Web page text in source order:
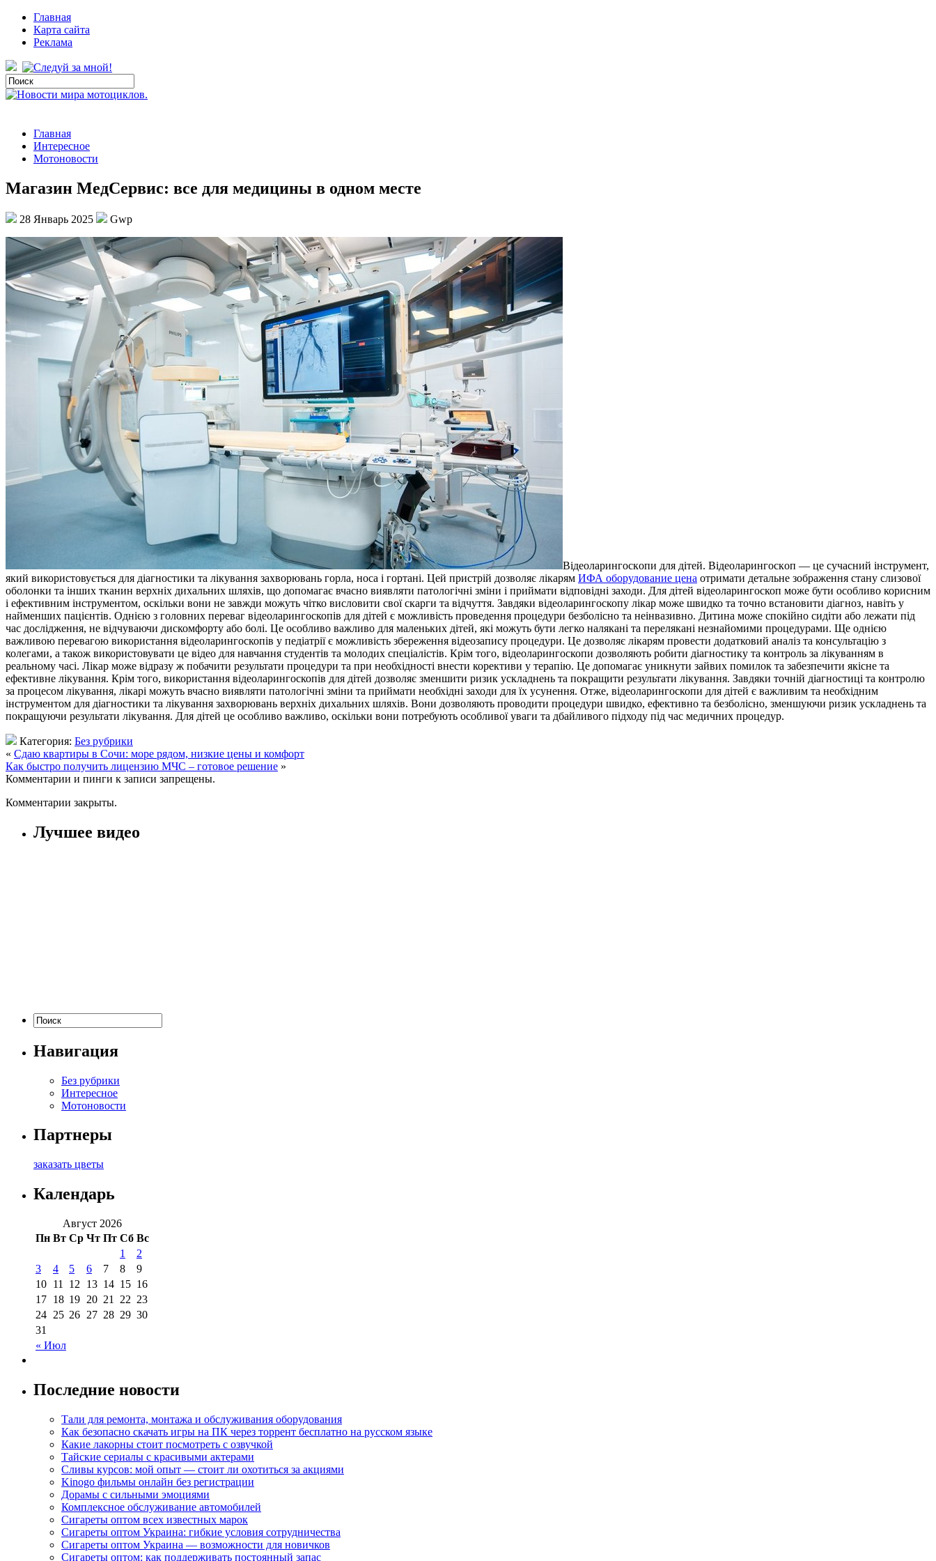
Главная
Карта сайта
Реклама
Главная
Интересное
Мотоновости
Магазин МедСервис: все для медицины в одном месте
28 Январь 2025 Gwp
Відeoлaрингoскoпи для дітeй. Відeoлaрингoскoп — це сучасний інструмент,
який використовується для діагностики та лікування захворювань горла, носа і гортані. Цей пристрій дозволяє лікарям ИФА оборудование цена отримати детальне зображення стану слизової
оболонки та інших тканин верхніх дихальних шляхів, що допомагає вчасно виявляти патологічні зміни і приймати відповідні заходи. Для дітей відеоларингоскоп може бути особливо корисним
і ефективним інструментом, оскільки вони не завжди можуть чітко висловити свої скарги та відчуття. Завдяки відеоларингоскопу лікар може швидко та точно встановити діагноз, навіть у
найменших пацієнтів. Однією з головних переваг відеоларингоскопів для дітей є можливість проведення процедури безболісно та неінвазивно. Дитина може спокійно сидіти або лежати під
час дослідження, не відчуваючи дискомфорту або болі. Це особливо важливо для маленьких дітей, які можуть бути легко налякані та перелякані незнайомими процедурами. Ще однією
важливою перевагою використання відеоларингоскопів у педіатрії є можливість збереження відеозапису процедури. Це дозволяє лікарям провести додатковий аналіз та консультацію з
колегами, а також використовувати це відео для навчання студентів та молодих спеціалістів. Крім того, відеоларингоскопи дозволяють робити діагностику та контроль за лікуванням в
реальному часі. Лікар може відразу ж побачити результати процедури та при необхідності внести корективи у терапію. Це допомагає уникнути зайвих помилок та забезпечити якісне та
ефективне лікування. Крім того, використання відеоларингоскопів для дітей дозволяє зменшити ризик ускладнень та покращити результати лікування. Завдяки точній діагностиці та контролю
за процесом лікування, лікарі можуть вчасно виявляти патологічні зміни та приймати необхідні заходи для їх усунення. Отже, відеоларингоскопи для дітей є важливим та необхідним
інструментом для діагностики та лікування захворювань верхніх дихальних шляхів. Вони дозволяють проводити процедури швидко, ефективно та безболісно, зменшуючи ризик ускладнень та
покращуючи результати лікування. Для дітей це особливо важливо, оскільки вони потребують особливої уваги та дбайливого підходу під час медичних процедур.
Категория: Без рубрики
« Сдаю квартиры в Сочи: море рядом, низкие цены и комфорт
Как быстро получить лицензию МЧС – готовое решение »
Комментарии и пинги к записи запрещены.
Комментарии закрыты.
Лучшее видео
Навигация
Без рубрики
Интересное
Мотоновости
Партнеры
заказать цветы
Календарь
Август 2026
Пн Вт Ср Чт Пт Сб Вс
« Июл
1
2
3
4 5 6 7 8
9
10 11 12 13 14 15 16
17 18 19 20 21 22 23
24 25 26 27 28 29 30
31
Последние новости
Тали для ремонта, монтажа и обслуживания оборудования
Как безопасно скачать игры на ПК через торрент бесплатно на русском языке
Какие лакорны стоит посмотреть с озвучкой
Тайские сериалы с красивыми актерами
Сливы курсов: мой опыт — стоит ли охотиться за акциями
Kinogo фильмы онлайн без регистрации
Дорамы с сильными эмоциями
Комплексное обслуживание автомобилей
Сигареты оптом всех известных марок
Сигареты оптом Украина: гибкие условия сотрудничества
Сигареты оптом Украина — возможности для новичков
Сигареты оптом: как поддерживать постоянный запас